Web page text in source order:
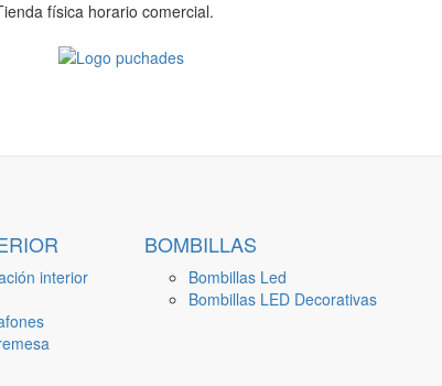
física horario comercial.
interior
BOMBILLAS
Bombillas Led
Bombillas LED Decorativas